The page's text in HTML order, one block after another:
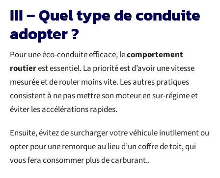
III – Quel type de conduite
adopter ?
Pour une éco-conduite efficace, lecomportement
routierest essentiel. La priorité est d’avoir une vitesse
mesurée et de rouler moins vite. Les autres pratiques
consistent à ne pas mettre son moteur en sur-régime et
éviter les accélérations rapides.
Ensuite, évitez de surcharger votre véhicule inutilement ou
opter pour une remorque au lieu d’un coffre de toit, qui
vous fera consommer plus de carburant..